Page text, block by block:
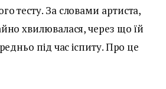
тесту. За словами артиста,
хвилювалася, через що їй
під час іспиту. Про це